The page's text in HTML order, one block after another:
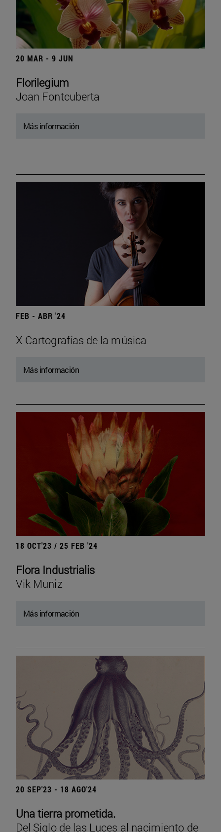
20 MAR - 9 JUN
Florilegium
Joan Fontcuberta
Más información
FEB - ABR '24
X Cartografías de la música
Más información
18 OCT'23 / 25 FEB '24
Flora Industrialis
Vik Muniz
Más información
20 SEP'23 - 18 AGO'24
Una tierra prometida.
Del Siglo de las Luces al nacimiento de